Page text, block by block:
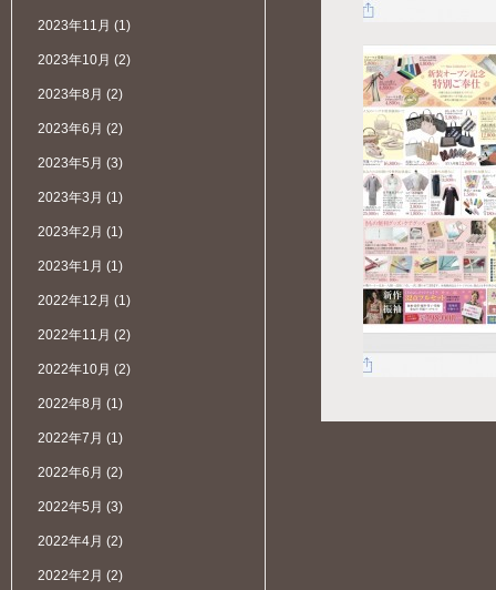
2023年11月 (1)
2023年10月 (2)
2023年8月 (2)
2023年6月 (2)
2023年5月 (3)
2023年3月 (1)
2023年2月 (1)
2023年1月 (1)
2022年12月 (1)
2022年11月 (2)
2022年10月 (2)
2022年8月 (1)
2022年7月 (1)
2022年6月 (2)
2022年5月 (3)
2022年4月 (2)
2022年2月 (2)